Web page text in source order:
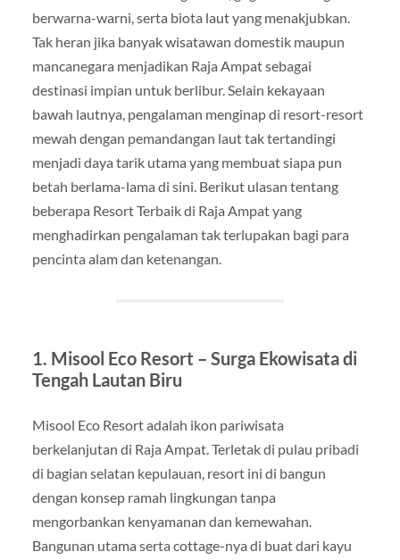
berwarna-warni, serta biota laut yang menakjubkan.
Tak heran jika banyak wisatawan domestik maupun
mancanegara menjadikan Raja Ampat sebagai
destinasi impian untuk berlibur. Selain kekayaan
bawah lautnya, pengalaman menginap di resort-resort
mewah dengan pemandangan laut tak tertandingi
menjadi daya tarik utama yang membuat siapa pun
betah berlama-lama di sini. Berikut ulasan tentang
beberapa Resort Terbaik di Raja Ampat yang
menghadirkan pengalaman tak terlupakan bagi para
pencinta alam dan ketenangan.
1. Misool Eco Resort – Surga Ekowisata di
Tengah Lautan Biru
Misool Eco Resort adalah ikon pariwisata
berkelanjutan di Raja Ampat. Terletak di pulau pribadi
di bagian selatan kepulauan, resort ini di bangun
dengan konsep ramah lingkungan tanpa
mengorbankan kenyamanan dan kemewahan.
Bangunan utama serta cottage-nya di buat dari kayu